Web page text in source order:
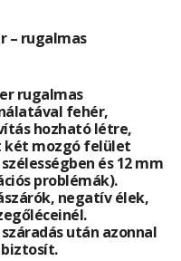
– rugalmas
rugalmas
fehér,
hozható létre,
két mozgó felület
és 12 mm
problémák).
negatív élek,
után azonnal